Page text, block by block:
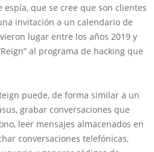
que se cree que son clientes
invitación a un calendario de
lugar entre los años 2019 y
al programa de hacking que
puede, de forma similar a un
grabar conversaciones que
leer mensajes almacenados en
conversaciones telefónicas,